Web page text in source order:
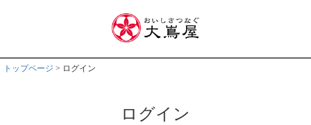
トップページ ログイン
ログイン